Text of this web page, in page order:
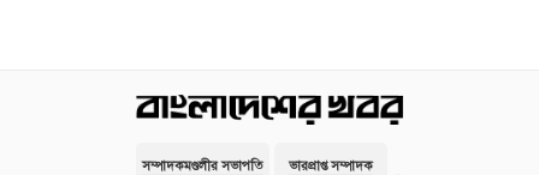
সম্পাদকমণ্ডলীর সভাপতি
ভারপ্রাপ্ত সম্পাদক